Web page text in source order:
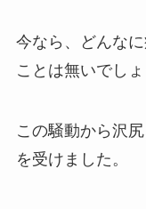
今なら、どんな
ことは無いでしょ
この騒動から沢
を受けました。